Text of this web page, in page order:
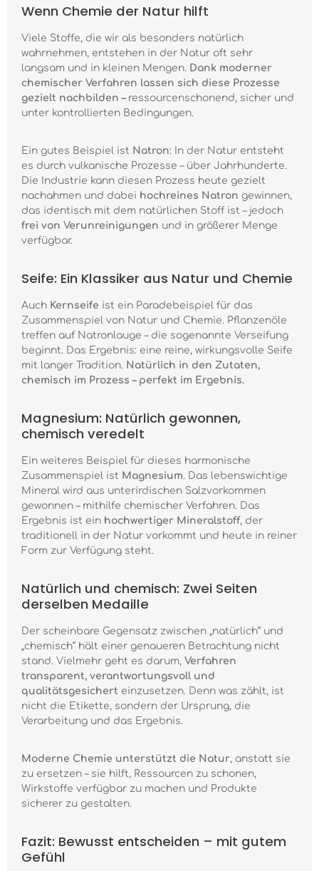
Wenn Chemie der Natur hilft
Viele Stoffe, die wir als besonders natürlich
wahrnehmen, entstehen in der Natur oft sehr
langsam und in kleinen Mengen. Dank moderner
chemischer Verfahren lassen sich diese Prozesse
gezielt nachbilden –ressourcenschonend, sicher und
unter kontrollierten Bedingungen.
Ein gutes Beispiel ist Natron: In der Natur entsteht
es durch vulkanische Prozesse – über Jahrhunderte.
Die Industrie kann diesen Prozess heute gezielt
nachahmen und dabei hochreines Natron gewinnen,
das identisch mit dem natürlichen Stoff ist – jedoch
frei von Verunreinigungen und in größerer Menge
verfügbar.
Seife: Ein Klassiker aus Natur und Chemie
Auch Kernseife ist ein Paradebeispiel für das
Zusammenspiel von Natur und Chemie. Pflanzenöle
treffen auf Natronlauge – die sogenannte Verseifung
beginnt. Das Ergebnis: eine reine, wirkungsvolle Seife
mit langer Tradition. Natürlich in den Zutaten,
chemisch im Prozess – perfekt im Ergebnis.
Magnesium: Natürlich gewonnen,
chemisch veredelt
Ein weiteres Beispiel für dieses harmonische
Zusammenspiel ist Magnesium. Das lebenswichtige
Mineral wird aus unterirdischen Salzvorkommen
gewonnen – mithilfe chemischer Verfahren. Das
Ergebnis ist ein hochwertiger Mineralstoff, der
traditionell in der Natur vorkommt und heute in reiner
Form zur Verfügung steht.
Natürlich und chemisch: Zwei Seiten
derselben Medaille
Der scheinbare Gegensatz zwischen „natürlich“ und
„chemisch“ hält einer genaueren Betrachtung nicht
stand. Vielmehr geht es darum, Verfahren
transparent, verantwortungsvoll und
qualitätsgesichert einzusetzen. Denn was zählt, ist
nicht die Etikette, sondern der Ursprung, die
Verarbeitung und das Ergebnis.
Moderne Chemie unterstützt die Natur, anstatt sie
zu ersetzen – sie hilft, Ressourcen zu schonen,
Wirkstoffe verfügbar zu machen und Produkte
sicherer zu gestalten.
Fazit: Bewusst entscheiden – mit gutem
Gefühl